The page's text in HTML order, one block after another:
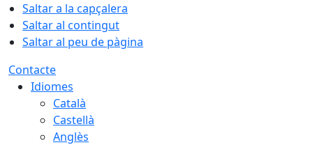
Saltar a la capçalera
Saltar al contingut
Saltar al peu de pàgina
Contacte
Idiomes
Català
Castellà
Anglès